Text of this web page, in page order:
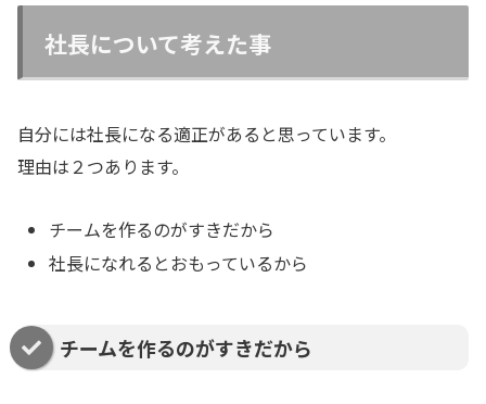
社長について考えた事
自分には社長になる適正があると思っています。
理由は２つあります。
チームを作るのがすきだから
社長になれるとおもっているから
チームを作るのがすきだから